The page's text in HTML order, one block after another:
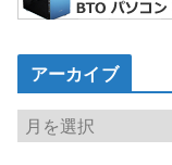
アーカイブ
ア
ー